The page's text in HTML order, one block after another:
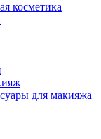
косметика
для макияжа